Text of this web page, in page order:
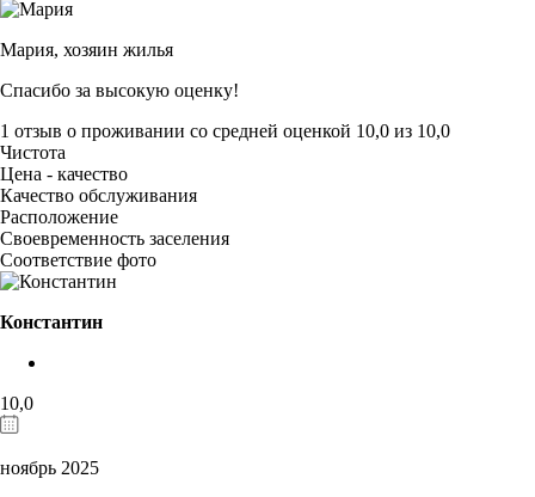
Мария, хозяин жилья
Спасибо за высокую оценку!
1 отзыв о проживании со средней оценкой 10,0 из 10,0
Чистота
Цена - качество
Качество обслуживания
Расположение
Своевременность заселения
Соответствие фото
Константин
10,0
ноябрь 2025